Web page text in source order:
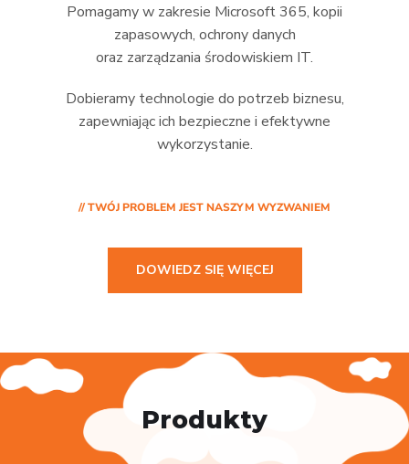
Pomagamy w zakresie Microsoft 365, kopii
zapasowych, ochrony danych
oraz zarządzania środowiskiem IT.
Dobieramy technologie do potrzeb biznesu,
zapewniając ich bezpieczne i efektywne
wykorzystanie.
// TWÓJ PROBLEM JEST NASZYM WYZWANIEM
DOWIEDZ SIĘ WIĘCEJ
Produkty